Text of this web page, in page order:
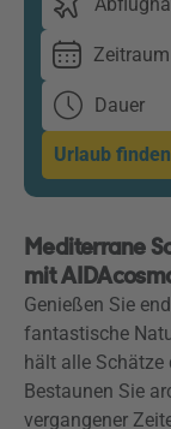
Zeitraum
Dauer
Urlaub finden
Mediterrane
mit
Genießen Sie
fantastische
hält alle Schätze
Bestaunen Sie
vergangener